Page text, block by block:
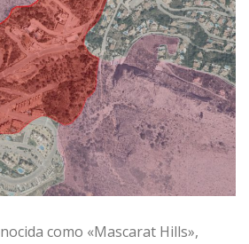
como «Mascarat Hills»,